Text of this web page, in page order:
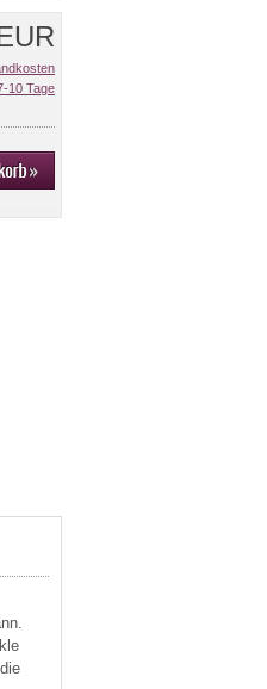
10 Tage